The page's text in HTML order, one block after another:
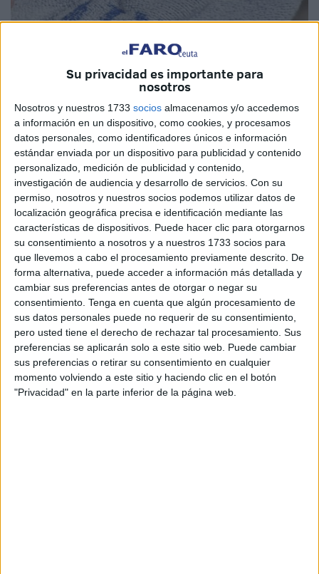
Su privacidad es importante para
nosotros
Nosotros y nuestros 1733 socios almacenamos y/o accedemos
a información en un dispositivo, como cookies, y procesamos
datos personales, como identificadores únicos e información
estándar enviada por un dispositivo para publicidad y contenido
personalizado, medición de publicidad y contenido,
investigación de audiencia y desarrollo de servicios. Con su
permiso, nosotros y nuestros socios podemos utilizar datos de
localización geográfica precisa e identificación mediante las
características de dispositivos. Puede hacer clic para otorgarnos
su consentimiento a nosotros y a nuestros 1733 socios para
que llevemos a cabo el procesamiento previamente descrito. De
forma alternativa, puede acceder a información más detallada y
cambiar sus preferencias antes de otorgar o negar su
consentimiento. Tenga en cuenta que algún procesamiento de
sus datos personales puede no requerir de su consentimiento,
pero usted tiene el derecho de rechazar tal procesamiento. Sus
preferencias se aplicarán solo a este sitio web. Puede cambiar
sus preferencias o retirar su consentimiento en cualquier
momento volviendo a este sitio y haciendo clic en el botón
"Privacidad" en la parte inferior de la página web.
Se llama Jimena. Ha pesado 3 kilos y 100 gramos. Y se
lleva el honor de ser la primera niña nacida en Ceuta este
recién estrenado 2024.
Sin duda, una magnífica noticia tanto para Migue y
Carolina, sus padres, como para Gabriel y Mateo, que ya
tienen a su hermana.
El nacimiento ha tenido lugar en elhospital universitario
en torno a las 16:00 horas de este lunes primero de enero.
En ocasiones los partos han tenido lugar de madrugada,
pero en esta ocasión se ha producido esta tarde con un
nuevo año lleno de esperanzas y alegrías para Ceuta y en
especial para esta familia que recibe el mejor de los
regalos.
En toda España todos los medios de comunicación